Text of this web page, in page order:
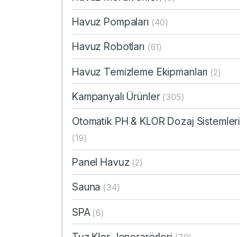
Havuz Pompaları (40)
Havuz Robotları (61)
Havuz Temizleme Ekipmanları (2)
Kampanyalı Ürünler (305)
Otomatik PH & KLOR Dozaj Sistemleri
(19)
Panel Havuz (2)
Sauna (34)
SPA (6)